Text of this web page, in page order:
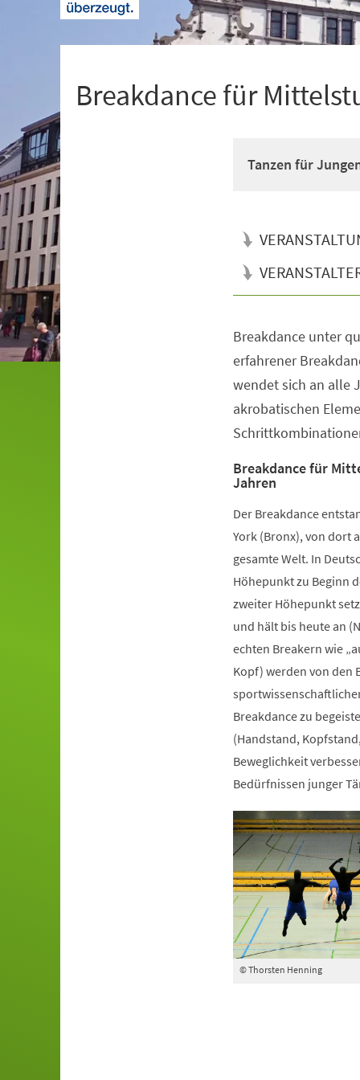
Breakdance für
Tanzen für
Breakdance unter
erfahrener
wendet sich an alle
akrobatischen
Breakdance für
Jahren
Der Breakdance
York (Bronx), von dort
gesamte Welt. In
Höhepunkt zu Beginn
zweiter Höhepunkt
und hält bis heute an
echten Breakern wie
Kopf) werden von den
Breakdance zu
(Handstand,
Beweglichkeit
Bedürfnissen junger
© Thorsten Henning